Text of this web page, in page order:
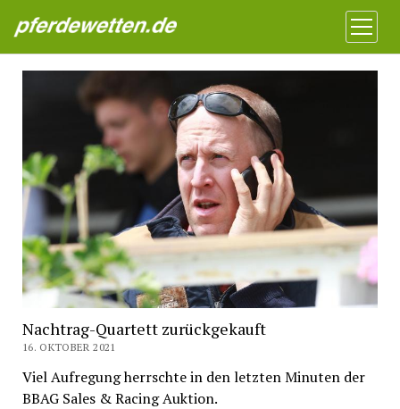
Pferdewetten News
Menü
öffnen
Nachtrag-Quartett zurückgekauft
16. OKTOBER 2021
Viel Aufregung herrschte in den letzten Minuten der
BBAG Sales & Racing Auktion.